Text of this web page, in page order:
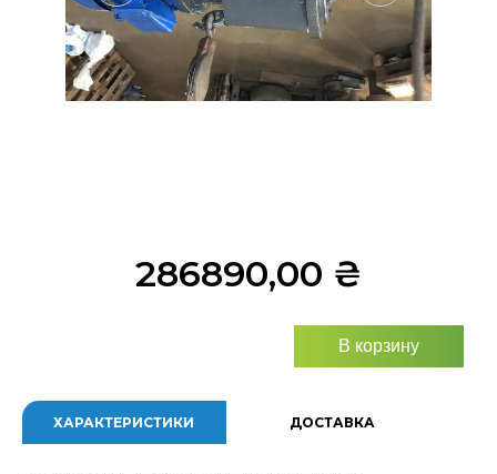
286890,00 ₴
В корзину
ХАРАКТЕРИСТИКИ ДОСТАВКА